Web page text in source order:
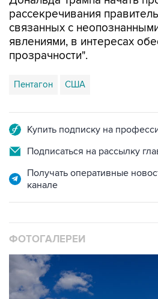
рассекречивания
связанных с
явлениями, в интересах
прозрачности".
Пентагон США
Купить подписку на
Подписаться на рассылку
Получать оперативные
канале
ФОТОГАЛЕРЕИ